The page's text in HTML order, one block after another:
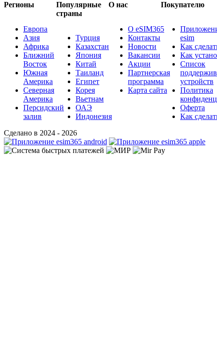
Регионы
Европа
Азия
Африка
Ближний
Восток
Южная
Америка
Северная
Америка
Персидский
залив
Популярные
страны
Турция
Казахстан
Япония
Китай
Таиланд
Египет
Корея
Вьетнам
ОАЭ
Индонезия
О нас
О eSIM365
Контакты
Новости
Вакансии
Акции
Партнерская
программа
Карта сайта
Покупателю
esim
Как
Как
Список
устройств
Политика
Оферта
Как
Сделано в 2024 - 2026